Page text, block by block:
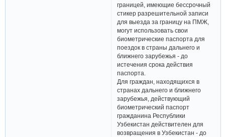
границей, имеющие бессрочный
стикер разрешительной записи
для выезда за границу на ПМЖ,
могут использовать свои
биометрические паспорта для
поездок в страны дальнего и
ближнего зарубежья - до
истечения срока действия
паспорта.
Для граждан, находящихся в
странах дальнего и ближнего
зарубежья, действующий
биометрический паспорт
гражданина Республики
Узбекистан действителен для
возвращения в Узбекистан - до